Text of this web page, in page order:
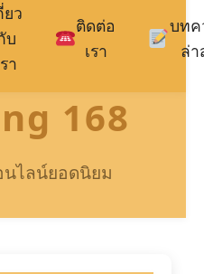
ยว
บ
า
ติดต่อ
เรา
บทค
ล่
168
ไลน์ยอดนิยม